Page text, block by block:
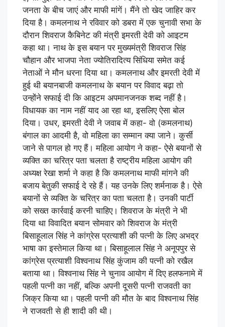
जनता के बीच जाएं और माफी मांगें। मैंने तो खेद जाहिर कर
दिया है। कमलनाथ ने रविवार को डबरा में एक चुनावी सभा के
दौरान शिवराज कैबिनेट की मंत्री इमरती देवी को आइटम
कहा था। नाथ के इस बयान पर मुख्यमंत्री शिवराज सिंह
चौहान और भाजपा नेता ज्योतिरादित्य सिंधिया समेत कई
नेताओं ने मौन धरना दिया था। कमलनाथ और इमरती देवी में
हुई थी बयानबाजी कमलनाथ के बयान पर विवाद बढ़ा तो
उन्होंने सफाई दी कि आइटम अपमानजनक शब्द नहीं है।
विधायक का नाम नहीं याद आ रहा था, इसलिए ऐसा बोल
दिया। उधर, इमरती देवी ने जवाब में कहा- वो (कमलनाथ)
बंगाल का आदमी है, वो महिला का सम्मान क्या जाने। कुर्सी
जाने से पागल हो गए हैं। महिला आयोग ने कहा- ऐसे बयानों से
व्यक्ति का चरित्र पता चलता है राष्ट्रीय महिला आयोग की
अध्यक्ष रेखा शर्मा ने कहा है कि कमलनाथ माफी मांगने की
बजाय बेतुकी सफाई दे रहे हैं। यह उनके लिए शर्मनाक है। ऐसे
बयानों से व्यक्ति के चरित्र का पता चलता है। उनकी पार्टी
को सख्त कार्रवाई करनी चाहिए। शिवराज के मंत्री ने भी
दिया था विवादित बयान सोमवार को शिवराज के मंत्री
बिसाहूलाल सिंह ने कांग्रेस प्रत्याशी की पत्नी के लिए अभद्र
भाषा का इस्तेमाल किया था। बिसाहूलाल सिंह ने अनूपपुर से
कांग्रेस प्रत्याशी विश्वनाथ सिंह कुंजाम की पत्नी को रखैल
बताया था। विश्वनाथ सिंह ने चुनाव आयोग में दिए हलफनामे में
पहली पत्नी का नहीं, बल्कि अपनी दूसरी पत्नी राजवती का
जिक्र किया था। पहली पत्नी की मौत के बाद विश्वनाथ सिंह
ने राजवती से ही शादी की थी।